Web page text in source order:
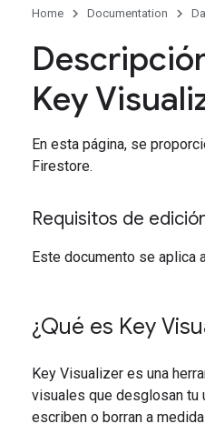
Home Documentation
Key
En esta página, se
Firestore.
Requisitos de
Este documento se aplica
¿Qué es Key
Key Visualizer es una
visuales que desglosan tu
escriben o borran a